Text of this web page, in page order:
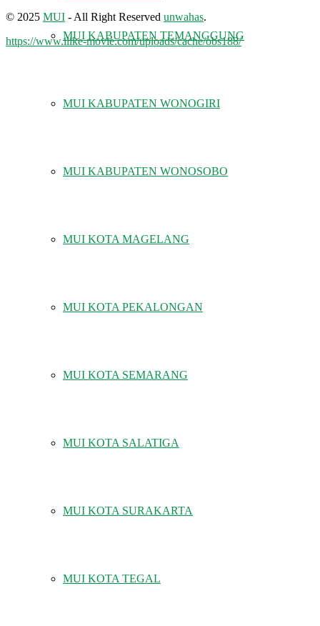
MUI KABUPATEN TEMANGGUNG
MUI KABUPATEN WONOGIRI
MUI KABUPATEN WONOSOBO
MUI KOTA MAGELANG
MUI KOTA PEKALONGAN
MUI KOTA SEMARANG
MUI KOTA SALATIGA
MUI KOTA SURAKARTA
MUI KOTA TEGAL
© 2025 MUI - All Right Reserved unwahas.
https://www.ilike-movie.com/uploads/cache/obs188/